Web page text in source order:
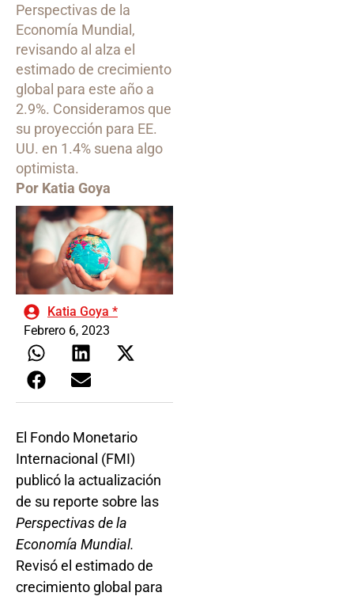
Perspectivas de la
Economía Mundial,
revisando al alza el
estimado de crecimiento
global para este año a
2.9%. Consideramos que
su proyección para EE.
UU. en 1.4% suena algo
optimista.
Por Katia Goya
Katia Goya *
Febrero 6, 2023
El Fondo Monetario
Internacional (FMI)
publicó la actualización
de su reporte sobre las
Perspectivas de la
Economía Mundial.
Revisó el estimado de
crecimiento global para